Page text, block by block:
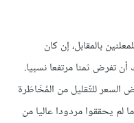
بالمقابل، إن كان
تفرض ثمنا مرتفعا نسبيا.
للتّقليل من المُخَاطَرة
يحققوا مردودا عاليا من